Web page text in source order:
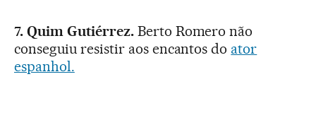
7. Quim Gutiérrez.Berto Romero não
conseguiu resistir aos encantos do ator
espanhol.